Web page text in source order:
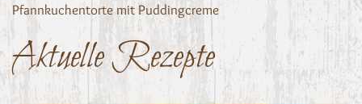
Pfannkuchentorte mit Puddingcreme
Aktuelle Rezepte